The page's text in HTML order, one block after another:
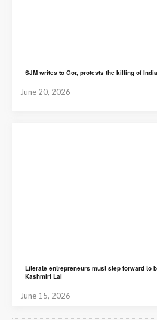
SJM writes to Gor, protests the killing of
June 20, 2026
Literate entrepreneurs must step forward to
Kashmiri Lal
June 15, 2026